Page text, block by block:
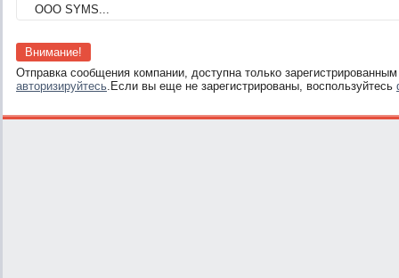
ООО SYMS...
Внимание!
Отправка сообщения компании, доступна только
авторизируйтесь.Если вы еще не зарегистрированы, воспользуйтесь